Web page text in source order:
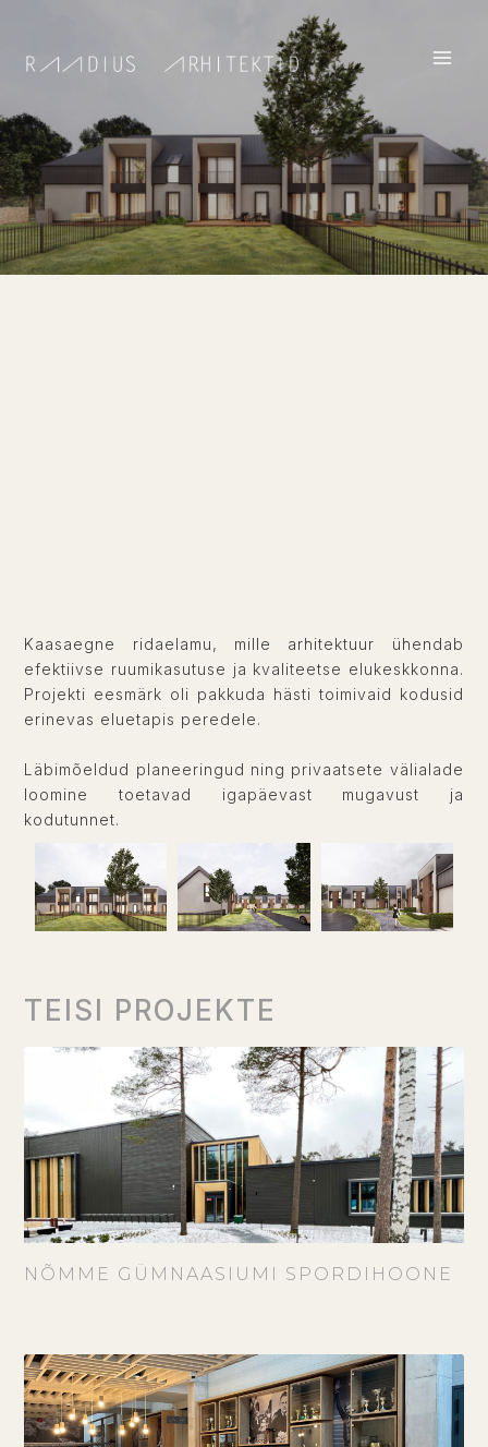
TOHISOO RIDAELAMU
KATEGOORIA Arhitektuur
ASUKOHT Tohisoo, Kohila
Kaasaegne ridaelamu, mille arhitektuur ühendab
efektiivse ruumikasutuse ja kvaliteetse elukeskkonna.
Projekti eesmärk oli pakkuda hästi toimivaid kodusid
erinevas eluetapis peredele.
Läbimõeldud planeeringud ning privaatsete välialade
loomine toetavad igapäevast mugavust ja
kodutunnet.
NÕMME GÜMNAASIUMI SPORDIHOONE